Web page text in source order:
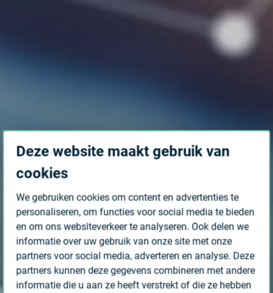
Deze website maakt gebruik van
cookies
We gebruiken cookies om content en advertenties te
personaliseren, om functies voor social media te bieden
en om ons websiteverkeer te analyseren. Ook delen we
informatie over uw gebruik van onze site met onze
partners voor social media, adverteren en analyse. Deze
partners kunnen deze gegevens combineren met andere
informatie die u aan ze heeft verstrekt of die ze hebben